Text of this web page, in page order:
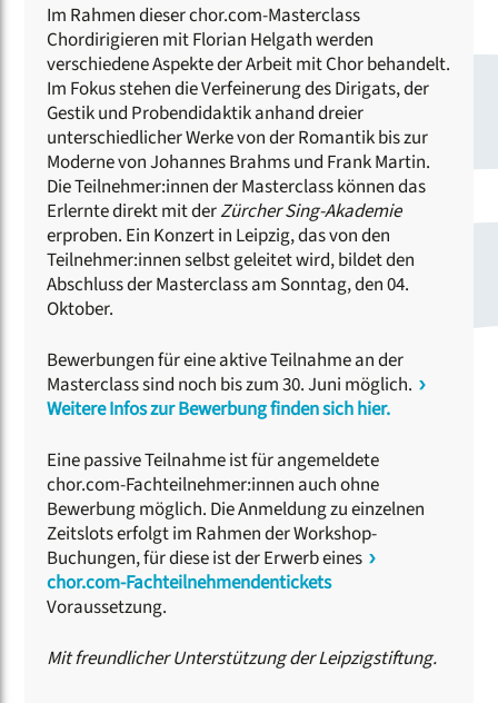
Im Rahmen dieser chor.com-Masterclass
Chordirigieren mit Florian Helgath werden
verschiedene Aspekte der Arbeit mit Chor behandelt.
Im Fokus stehen die Verfeinerung des Dirigats, der
Gestik und Probendidaktik anhand dreier
unterschiedlicher Werke von der Romantik bis zur
Moderne von Johannes Brahms und Frank Martin.
Die Teilnehmer:innen der Masterclass können das
Erlernte direkt mit derZürcher Sing-Akademie
erproben. Ein Konzert in Leipzig, das von den
Teilnehmer:innen selbst geleitet wird, bildet den
Abschluss der Masterclass am Sonntag, den 04.
Oktober.
Bewerbungen für eine aktive Teilnahme an der
Masterclass sind noch bis zum 30. Juni möglich.
Weitere Infos zur Bewerbung finden sich hier.
Eine passive Teilnahme ist für angemeldete
chor.com-Fachteilnehmer:innen auch ohne
Bewerbung möglich. Die Anmeldung zu einzelnen
Zeitslots erfolgt im Rahmen der Workshop-
Buchungen, für diese ist der Erwerb eines
chor.com-Fachteilnehmendentickets
Voraussetzung.
Mit freundlicher Unterstützung der Leipzigstiftung.